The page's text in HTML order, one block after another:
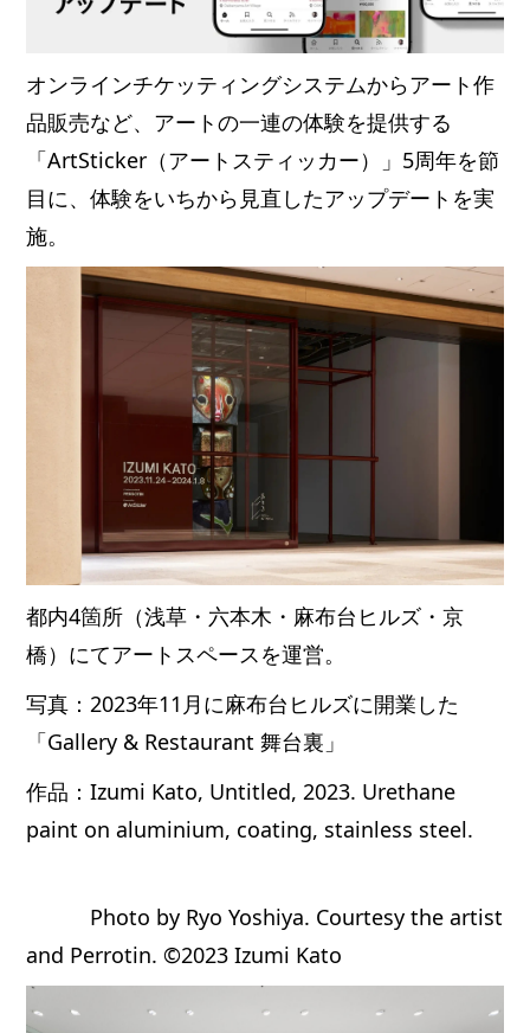
オンラインチケッティングシステムからアート作
品販売など、アートの一連の体験を提供する
「ArtSticker（アートスティッカー）」5周年を節
目に、体験をいちから見直したアップデートを実
施。
都内4箇所（浅草・六本木・麻布台ヒルズ・京
橋）にてアートスペースを運営。
写真：2023年11月に麻布台ヒルズに開業した
「Gallery & Restaurant 舞台裏」
作品：Izumi Kato, Untitled, 2023. Urethane
paint on aluminium, coating, stainless steel.
Photo by Ryo Yoshiya. Courtesy the artist
and Perrotin. ©2023 Izumi Kato